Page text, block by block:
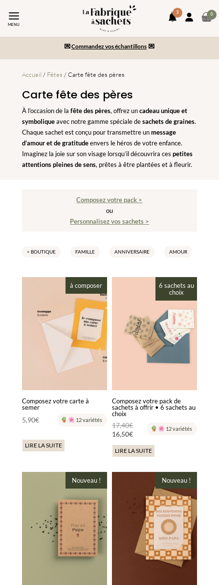
MENU
3
notifications
Mon
0
-10% sur votre commande en vous inscrivant à la newsletter
Commandez vos échantillons
Paiement en 2x/3x et livraison gratuite dès 150€ d’achats
Accueil / Fêtes / Carte fête des pères
Carte fête des pères
À l’occasion de la fête des pères, offrez uncadeau unique et
symboliqueavec notre gamme spéciale desachets de graines.
Chaque sachet est conçu pour transmettre unmessage
d’amour et de gratitudeenvers le héros de votre enfance.
Imaginez la joie sur son visage lorsqu’il découvrira ces petites
attentions pleines de sens, prêtes à être plantées et à fleurir.
Composez votre pack >
ou
Personnalisez vos sachets >
< BOUTIQUE FAMILLE ANNIVERSAIRE AMOUR
à composer
Composez votre carte à
semer
5,90€ 12 variétés
LIRE LA SUITE
6 sachets au
choix
Composez votre pack de
sachets à offrir • 6 sachets au
choix
17,40€Le
prix
initial
était :
16,50€
prix
est :
12 variétés
LIRE LA SUITE
Nouveau ! Nouveau !